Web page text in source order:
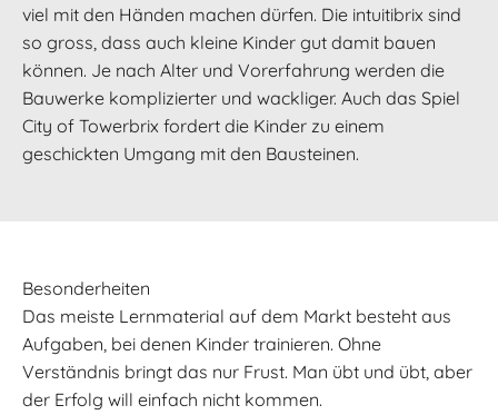
viel mit den Händen machen dürfen. Die intuitibrix sind
so gross, dass auch kleine Kinder gut damit bauen
können. Je nach Alter und Vorerfahrung werden die
Bauwerke komplizierter und wackliger. Auch das Spiel
City of Towerbrix fordert die Kinder zu einem
geschickten Umgang mit den Bausteinen.
Besonderheiten
Das meiste Lernmaterial auf dem Markt besteht aus
Aufgaben, bei denen Kinder trainieren. Ohne
Verständnis bringt das nur Frust. Man übt und übt, aber
der Erfolg will einfach nicht kommen.